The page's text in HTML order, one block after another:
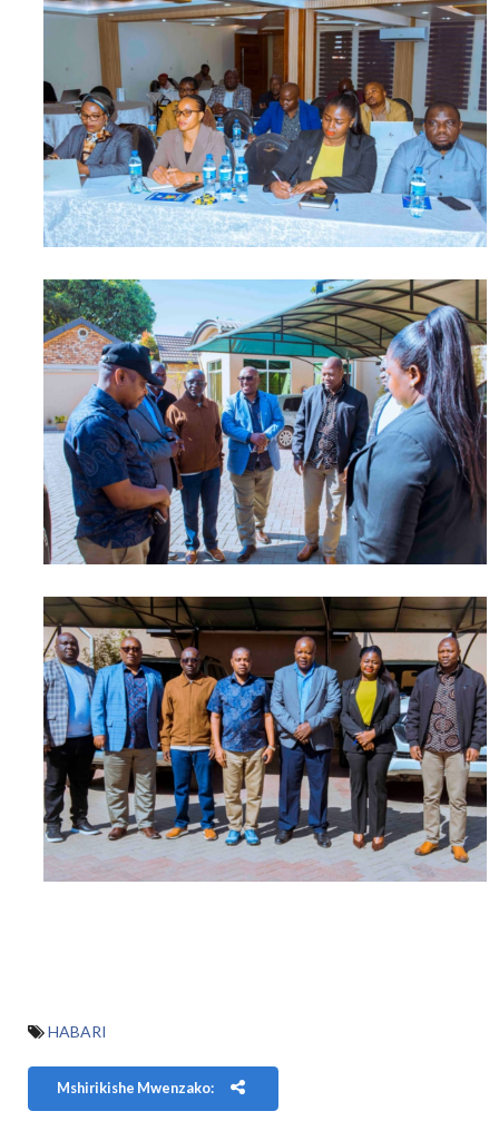
HABARI
Mshirikishe Mwenzako: